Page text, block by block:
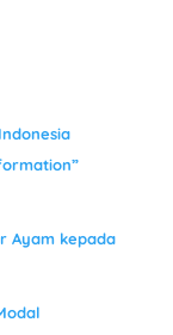
Ayam kepada